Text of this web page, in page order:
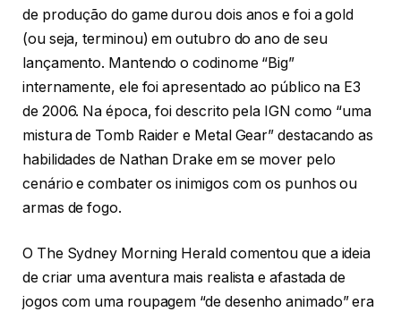
de produção do game durou dois anos e foi a gold
(ou seja, terminou) em outubro do ano de seu
lançamento. Mantendo o codinome “Big”
internamente, ele foi apresentado ao público na E3
de 2006. Na época, foi descrito pela IGN como “uma
mistura de Tomb Raider e Metal Gear” destacando as
habilidades de Nathan Drake em se mover pelo
cenário e combater os inimigos com os punhos ou
armas de fogo.
O The Sydney Morning Herald comentou que a ideia
de criar uma aventura mais realista e afastada de
jogos com uma roupagem “de desenho animado” era